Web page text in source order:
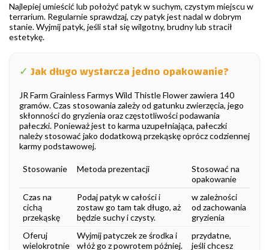
Najlepiej umieścić lub położyć patyk w suchym, czystym miejscu w
terrarium. Regularnie sprawdzaj, czy patyk jest nadal w dobrym
stanie. Wyjmij patyk, jeśli stał się wilgotny, brudny lub stracił
estetykę.
✓ Jak długo wystarcza jedno opakowanie?
JR Farm Grainless Farmys Wild Thistle Flower zawiera 140
gramów. Czas stosowania zależy od gatunku zwierzęcia, jego
skłonności do gryzienia oraz częstotliwości podawania
pałeczki. Ponieważ jest to karma uzupełniająca, pałeczki
należy stosować jako dodatkową przekąskę oprócz codziennej
karmy podstawowej.
Stosowanie Metoda prezentacji
Stosować na
opakowanie
Czas na
cichą
przekąskę
Podaj patyk w całości i
zostaw go tam tak długo, aż
będzie suchy i czysty.
w zależności
od zachowania
gryzienia
Oferuj
wielokrotnie
Wyjmij patyczek ze środka i
włóż go z powrotem później.
przydatne,
jeśli chcesz